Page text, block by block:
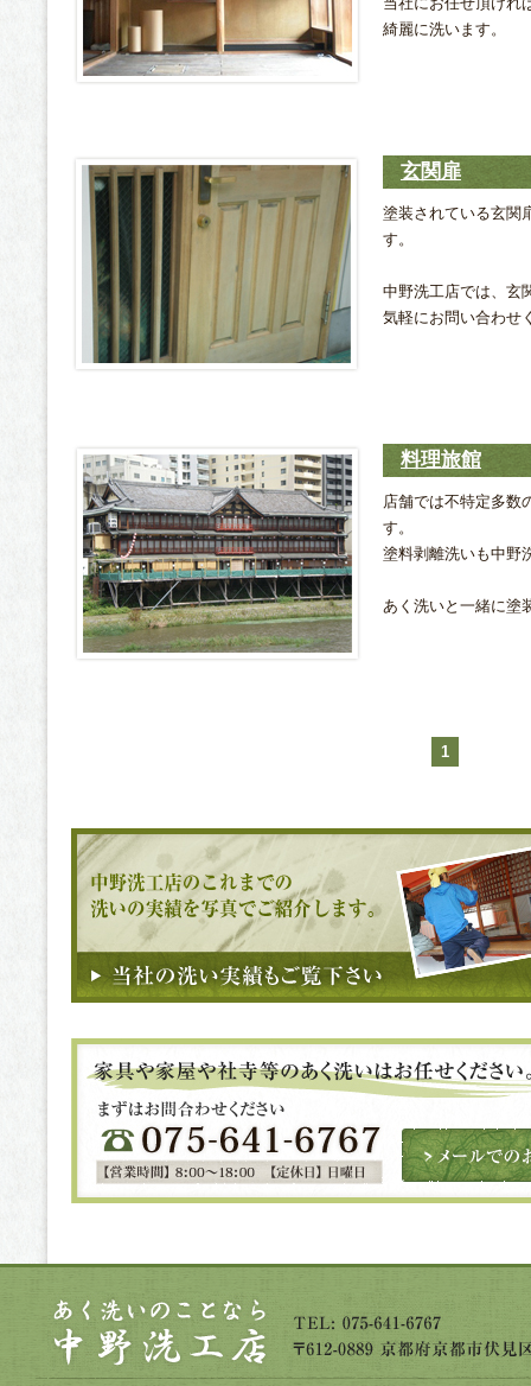
綺麗に洗います。
玄関扉
塗装されている玄関
す。
中野洗工店では、玄
気軽にお問い合わせ
料理旅館
店舗では不特定多数
す。
塗料剥離洗いも中野
あく洗いと一緒に塗
1